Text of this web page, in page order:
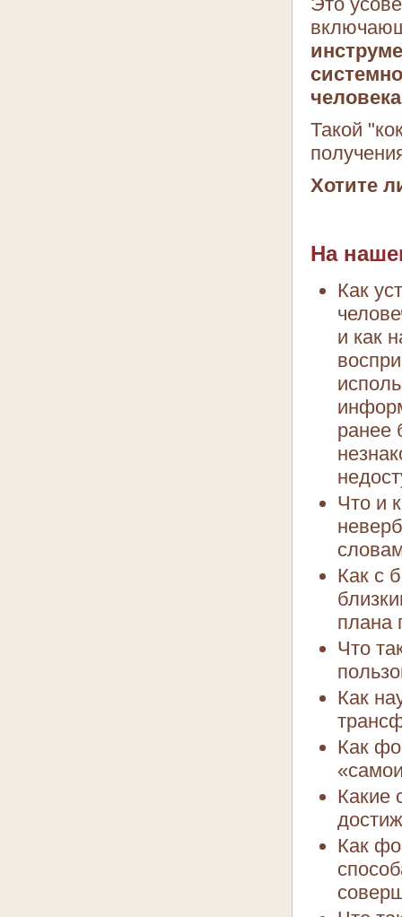
человека
Такой
Хотите
На
Как
и как
ранее
Что и
Как с
плана
Что
Как
Как
Какие
Как